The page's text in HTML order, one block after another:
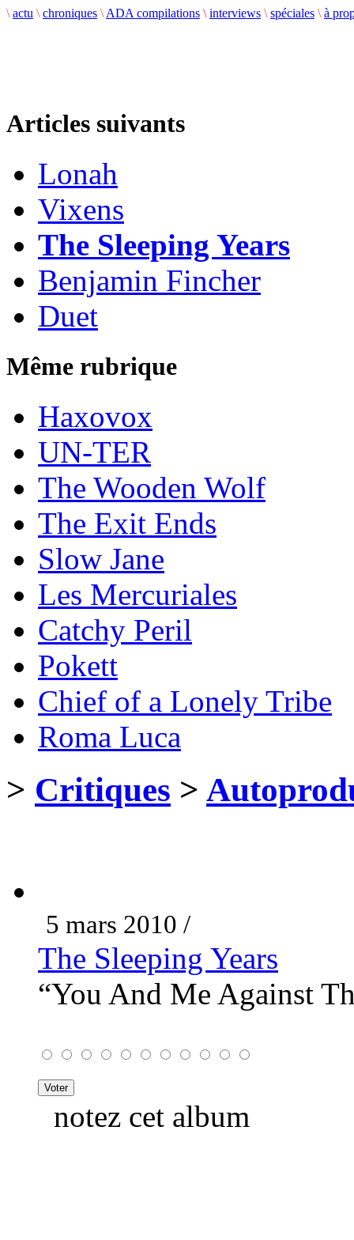
\ actu \ chroniques \ ADA compilations \ interviews \ spéciales \ à
Articles suivants
Lonah
Vixens
The Sleeping Years
Benjamin Fincher
Duet
Même rubrique
Haxovox
UN-TER
The Wooden Wolf
The Exit Ends
Slow Jane
Les Mercuriales
Catchy Peril
Pokett
Chief of a Lonely Tribe
Roma Luca
> Critiques >
5 mars 2010 /
The Sleeping Years
“You And Me Against
notez cet album